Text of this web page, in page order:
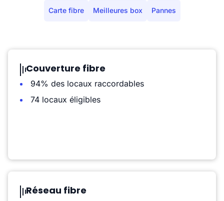
Carte fibre Meilleures box Pannes
Couverture fibre
94% des locaux raccordables
74 locaux éligibles
Réseau fibre